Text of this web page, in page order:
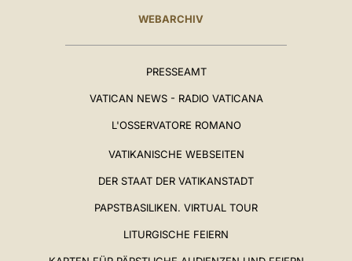
WEBARCHIV
PRESSEAMT
VATICAN NEWS - RADIO VATICANA
L'OSSERVATORE ROMANO
VATIKANISCHE WEBSEITEN
DER STAAT DER VATIKANSTADT
PAPSTBASILIKEN. VIRTUAL TOUR
LITURGISCHE FEIERN